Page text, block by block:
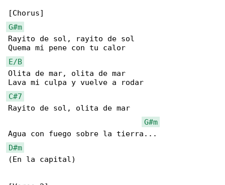
G#m
Rayito de sol, rayito de sol
E/B
Olita de mar, olita de mar
C#7
Rayito de sol, olita de mar
G#m
D#m
(En la capital)